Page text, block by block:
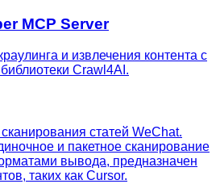
MCP Server
и извлечения контента с
Crawl4AI.
статей WeChat.
и пакетное сканирование
вывода, предназначен
таких как Cursor.